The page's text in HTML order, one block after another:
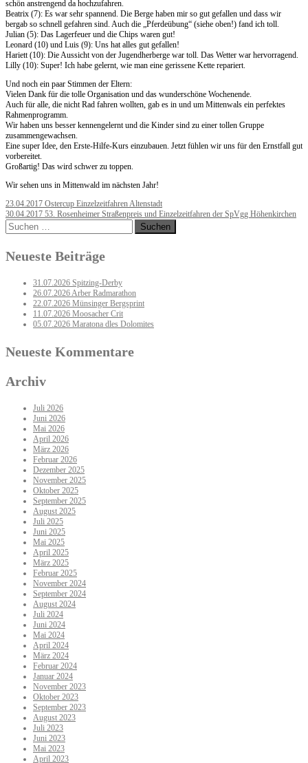
schön anstrengend da hochzufahren.
Beatrix (7): Es war sehr spannend. Die Berge haben mir so gut gefallen und dass wir
bergab so schnell gefahren sind. Auch die „Pferdeübung“ (siehe oben!) fand ich toll.
Julian (5): Das Lagerfeuer und die Chips waren gut!
Leonard (10) und Luis (9): Uns hat alles gut gefallen!
Hariett (10): Die Aussicht von der Jugendherberge war toll. Das Wetter war hervorragend.
Lilly (10): Super! Ich habe gelernt, wie man eine gerissene Kette repariert.
Und noch ein paar Stimmen der Eltern:
Vielen Dank für die tolle Organisation und das wunderschöne Wochenende.
Auch für alle, die nicht Rad fahren wollten, gab es in und um Mittenwals ein perfektes
Rahmenprogramm.
Wir haben uns besser kennengelernt und die Kinder sind zu einer tollen Gruppe
zusammengewachsen.
Eine super Idee, den Erste-Hilfe-Kurs einzubauen. Jetzt fühlen wir uns für den Ernstfall gut
vorbereitet.
Großartig! Das wird schwer zu toppen.
Wir sehen uns in Mittenwald im nächsten Jahr!
Post
navigation
23.04.2017 Ostercup Einzelzeitfahren Altenstadt
30.04.2017 53. Rosenheimer Straßenpreis und Einzelzeitfahren der SpVgg Höhenkirchen
Suchen
nach:
Neueste Beiträge
31.07.2026 Spitzing-Derby
26.07.2026 Arber Radmarathon
22.07.2026 Münsinger Bergsprint
11.07.2026 Moosacher Crit
05.07.2026 Maratona dles Dolomites
Neueste Kommentare
Archiv
Juli 2026
Juni 2026
Mai 2026
April 2026
März 2026
Februar 2026
Dezember 2025
November 2025
Oktober 2025
September 2025
August 2025
Juli 2025
Juni 2025
Mai 2025
April 2025
März 2025
Februar 2025
November 2024
September 2024
August 2024
Juli 2024
Juni 2024
Mai 2024
April 2024
März 2024
Februar 2024
Januar 2024
November 2023
Oktober 2023
September 2023
August 2023
Juli 2023
Juni 2023
Mai 2023
April 2023